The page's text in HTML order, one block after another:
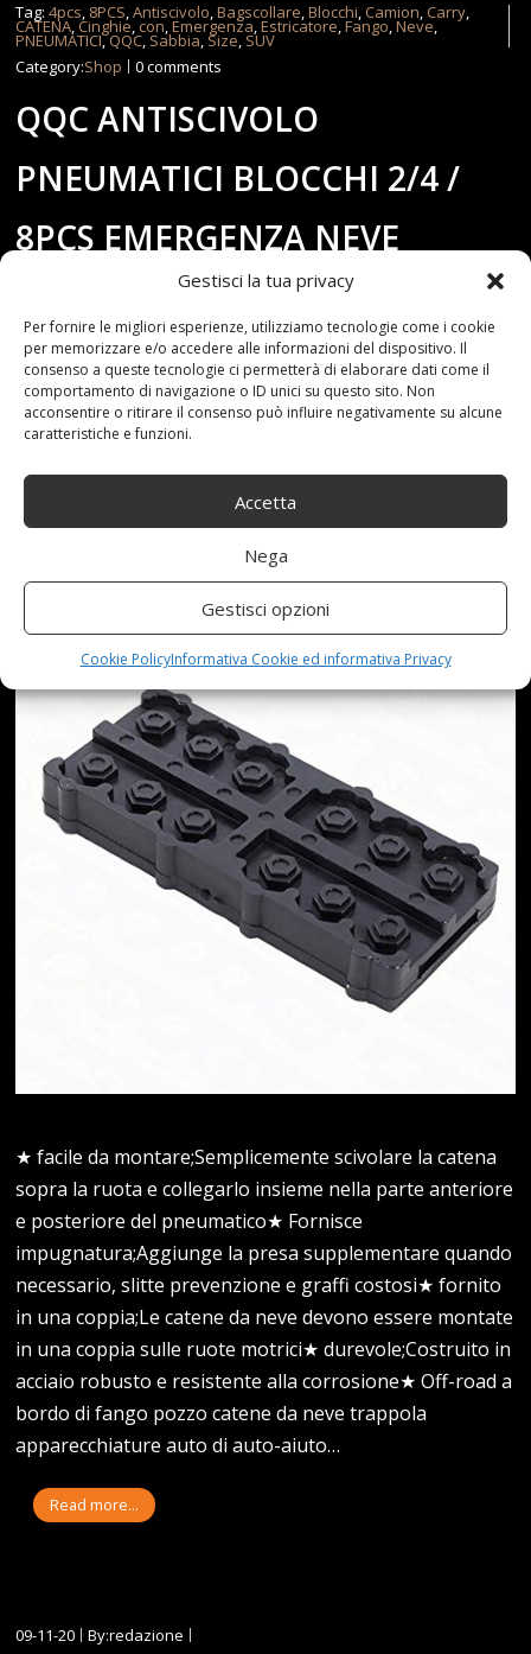
Gestisci la tua privacy
Per fornire le migliori esperienze, utilizziamo tecnologie come i cookie
per memorizzare e/o accedere alle informazioni del dispositivo. Il
consenso a queste tecnologie ci permetterà di elaborare dati come il
comportamento di navigazione o ID unici su questo sito. Non
acconsentire o ritirare il consenso può influire negativamente su alcune
caratteristiche e funzioni.
Accetta
Nega
Gestisci opzioni
Cookie PolicyInformativa Cookie ed informativa Privacy
Tag:4pcs, 8PCS,Antiscivolo,Bagscollare,Blocchi, Camion, Carry,
CATENA, Cinghie, con,Emergenza,Estricatore,Fango,Neve,
PNEUMATICI,QQC, Sabbia, Size, SUV
Category:Shop 0 comments
QQC ANTISCIVOLO
PNEUMATICI BLOCCHI 2/4 /
8PCS EMERGENZA NEVE
FANGO SABBIA PNEUMATICI
CATENA CINGHIE
ESTRICATORE FOR CAMION E
SUV CON CARRY BAG-
SCOLLARE NOW (SIZE : 4PCS)
★ facile da montare;Semplicemente scivolare la catena
sopra la ruota e collegarlo insieme nella parte anteriore
e posteriore del pneumatico★ Fornisce
impugnatura;Aggiunge la presa supplementare quando
necessario, slitte prevenzione e graffi costosi★ fornito
in una coppia;Le catene da neve devono essere montate
in una coppia sulle ruote motrici★ durevole;Costruito in
acciaio robusto e resistente alla corrosione★ Off-road a
bordo di fango pozzo catene da neve trappola
apparecchiature auto di auto-aiuto…
Read more...
09-11-20
By:redazione